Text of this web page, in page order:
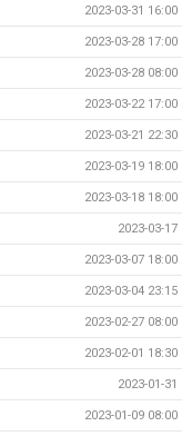
2023-03-31 16:00
2023-03-28 17:00
2023-03-28 08:00
2023-03-22 17:00
2023-03-21 22:30
2023-03-19 18:00
2023-03-18 18:00
2023-03-17
2023-03-07 18:00
2023-03-04 23:15
2023-02-27 08:00
2023-02-01 18:30
2023-01-31
2023-01-09 08:00